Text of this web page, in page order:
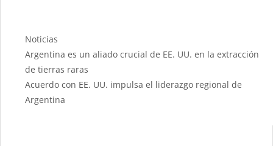
Categories
Noticias
Argentina es un aliado crucial de EE. UU. en la extracción
de tierras raras
Acuerdo con EE. UU. impulsa el liderazgo regional de
Argentina